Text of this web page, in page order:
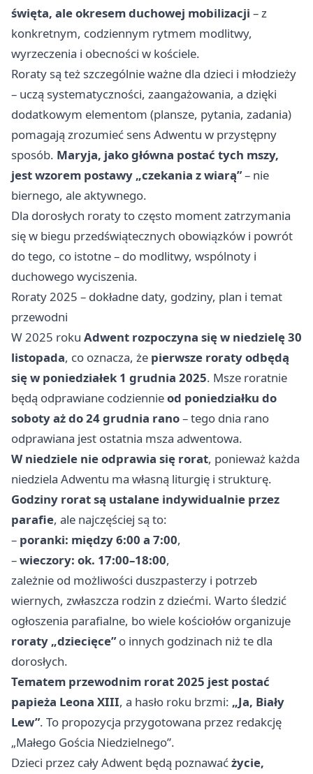
święta, ale okresem duchowej mobilizacji – z
konkretnym, codziennym rytmem modlitwy,
wyrzeczenia i obecności w kościele.
Roraty są też szczególnie ważne dla dzieci i młodzieży
– uczą systematyczności, zaangażowania, a dzięki
dodatkowym elementom (plansze, pytania, zadania)
pomagają zrozumieć sens Adwentu w przystępny
sposób. Maryja, jako główna postać tych mszy,
jest wzorem postawy „czekania z wiarą”– nie
biernego, ale aktywnego.
Dla dorosłych roraty to często moment zatrzymania
się w biegu przedświątecznych obowiązków i powrót
do tego, co istotne – do modlitwy, wspólnoty i
duchowego wyciszenia.
Roraty 2025 – dokładne daty, godziny, plan i temat
przewodni
W 2025 roku Adwent rozpoczyna się w niedzielę 30
listopada, co oznacza, że pierwsze roraty odbędą
się w poniedziałek 1 grudnia 2025. Msze roratnie
będą odprawiane codziennieod poniedziałku do
soboty aż do 24 grudnia rano– tego dnia rano
odprawiana jest ostatnia msza adwentowa.
W niedziele nie odprawia się rorat, ponieważ każda
niedziela Adwentu ma własną liturgię i strukturę.
Godziny rorat są ustalane indywidualnie przez
parafie, ale najczęściej są to:
– poranki: między 6:00 a 7:00,
–wieczory: ok. 17:00–18:00,
zależnie od możliwości duszpasterzy i potrzeb
wiernych, zwłaszcza rodzin z dziećmi. Warto śledzić
ogłoszenia parafialne, bo wiele kościołów organizuje
roraty „dziecięce”o innych godzinach niż te dla
dorosłych.
Tematem przewodnim rorat 2025 jest postać
papieża Leona XIII, a hasło roku brzmi: „Ja, Biały
Lew”. To propozycja przygotowana przez redakcję
„Małego Gościa Niedzielnego”.
Dzieci przez cały Adwent będą poznawaćżycie,